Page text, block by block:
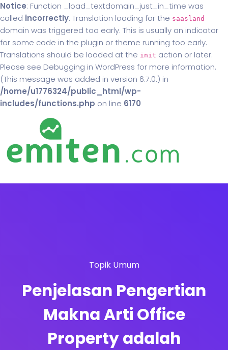
Notice: Function _load_textdomain_just_in_time was
called incorrectly. Translation loading for the saasland
domain was triggered too early. This is usually an indicator
for some code in the plugin or theme running too early.
Translations should be loaded at the init action or later.
Please see Debugging in WordPress for more information.
(This message was added in version 6.7.0.) in
/home/u1776324/public_html/wp-
includes/functions.php on line 6170
Topik Umum
Penjelasan Pengertian
Makna Arti Office
Property adalah